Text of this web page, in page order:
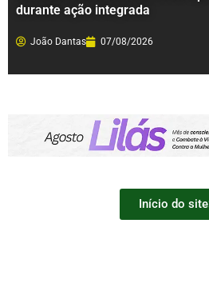
durante ação integrada
João Dantas 07/08/2026
Início do site